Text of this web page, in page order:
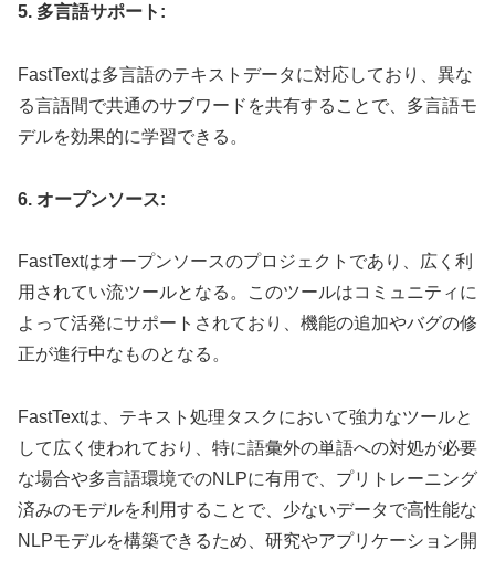
5. 多言語サポート:
FastTextは多言語のテキストデータに対応しており、異な
る言語間で共通のサブワードを共有することで、多言語モ
デルを効果的に学習できる。
6. オープンソース:
FastTextはオープンソースのプロジェクトであり、広く利
用されてい流ツールとなる。このツールはコミュニティに
よって活発にサポートされており、機能の追加やバグの修
正が進行中なものとなる。
FastTextは、テキスト処理タスクにおいて強力なツールと
して広く使われており、特に語彙外の単語への対処が必要
な場合や多言語環境でのNLPに有用で、プリトレーニング
済みのモデルを利用することで、少ないデータで高性能な
NLPモデルを構築できるため、研究やアプリケーション開